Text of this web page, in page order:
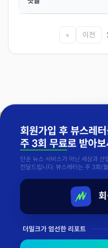
« 이전
회원가입 후 뷰스레
주 3회 무료로 받아
단순 뉴스 서비스가 아닌 세상과
전달드립니다. 뷰스레터는 주 3회(
더밀크가 엄선한 리포트